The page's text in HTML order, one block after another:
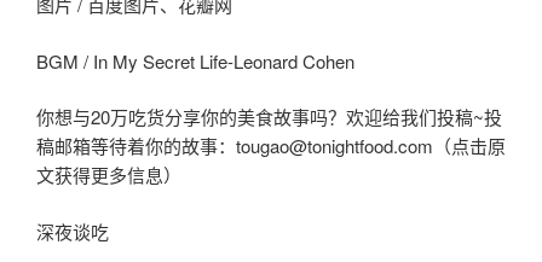
BGM / In My Secret Life-Leonard Cohen
你想与20万吃货分享你的美食故事吗？欢迎给我们投稿~投
稿邮箱等待着你的故事：tougao@tonightfood.com（点击原
文获得更多信息）
深夜谈吃